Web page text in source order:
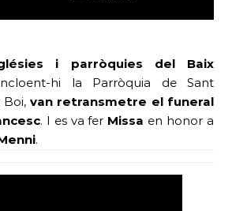
i parròquies del Baix
hi la Parròquia de Sant
Boi,van retransmetre el funeral
. I es va fer Missa en honor a
.